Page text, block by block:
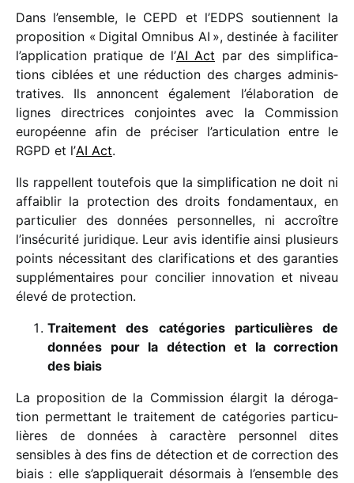
Dans l’ensemble, le CEPD et l’EDPS soutiennent la
propo­si­tion « Digital Omnibus AI », desti­née à faci­li­ter
l’application pratique de l’AI Act par des simpli­fi­ca­
tions ciblées et une réduc­tion des charges admi­nis­
tra­tives. Ils annoncent égale­ment l’élaboration de
lignes direc­trices conjointes avec la Commission
euro­péenne afin de préci­ser l’articulation entre le
RGPD et l’AI Act.
Ils rappellent toute­fois que la simpli­fi­ca­tion ne doit ni
affai­blir la protec­tion des droits fonda­men­taux, en
parti­cu­lier des données person­nelles, ni accroître
l’insécurité juri­dique. Leur avis iden­ti­fie ainsi plusieurs
points néces­si­tant des clari­fi­ca­tions et des garan­ties
supplé­men­taires pour conci­lier inno­va­tion et niveau
élevé de protection.
Traitement des caté­go­ries parti­cu­lières de
données pour la détec­tion et la correc­tion
des biais
La propo­si­tion de la Commission élar­git la déro­ga­
tion permet­tant le trai­te­ment de caté­go­ries parti­cu­
lières de données à carac­tère person­nel dites
sensibles à des fins de détec­tion et de correc­tion des
biais : elle s’appliquerait désor­mais à l’ensemble des